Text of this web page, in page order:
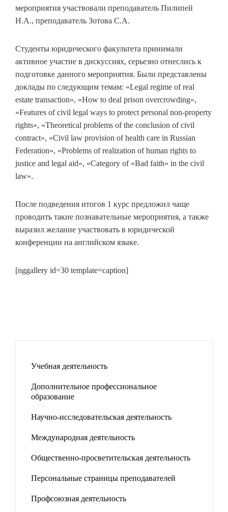
мероприятия участвовали преподаватель Пилипей
Н.А., преподаватель Зотова С.А.
Студенты юридического факультета принимали
активное участие в дискуссиях, серьезно отнеслись к
подготовке данного мероприятия. Были представлены
доклады по следующим темам: «Legal regime of real
estate transaction», «How to deal prison overcrowding»,
«Features of civil legal ways to protect personal non-property
rights», «Theoretical problems of the conclusion of civil
contract», «Civil law provision of health care in Russian
Federation», «Problems of realization of human rights to
justice and legal aid», «Category of «Bad faith» in the civil
law».
После подведения итогов 1 курс предложил чаще
проводить такие познавательные мероприятия, а также
выразил желание участвовать в юридической
конференции на английском языке.
[nggallery id=30 template=caption]
Учебная деятельность
Дополнительное профессиональное
образование
Научно-исследовательская деятельность
Международная деятельность
Общественно-просветительская деятельность
Персональные страницы преподавателей
Профсоюзная деятельность